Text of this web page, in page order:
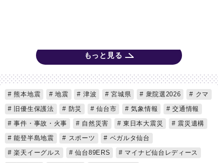
もっと見る
熊本地震 地震 津波 宮城県 衆院選2026
クマ
旧優生保護法
防災 仙台市 気象情報
交通情報
事件・事故・火事
自然災害 東日本大震災
震災遺構
能登半島地震
スポーツ
ベガルタ仙台
楽天イーグルス
仙台89ERS
マイナビ仙台レディース